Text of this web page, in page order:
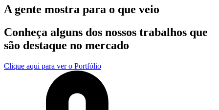
A gente mostra para o que veio
Conheça alguns dos nossos trabalhos que
são destaque no mercado
Clique aqui para ver o Portfólio